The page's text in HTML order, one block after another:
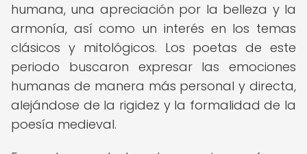
humana, una apreciación por la belleza y la
armonía, así como un interés en los temas
clásicos y mitológicos. Los poetas de este
periodo buscaron expresar las emociones
humanas de manera más personal y directa,
alejándose de la rigidez y la formalidad de la
poesía medieval.